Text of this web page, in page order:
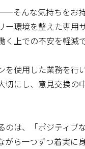
そんな気持ちをお
ー環境を整えた専
く上での不安を軽減
を使用した業務を
切にし、意見交換
は、「ポジティ
がら一つずつ着実